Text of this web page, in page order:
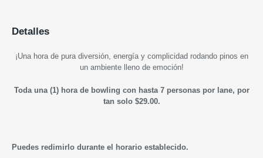
Detalles
¡Una hora de pura diversión, energía y complicidad rodando pinos en
un ambiente lleno de emoción!
Toda una (1) hora de bowling con hasta 7 personas por lane, por
tan solo $29.00.
Puedes redimirlo durante el horario establecido.